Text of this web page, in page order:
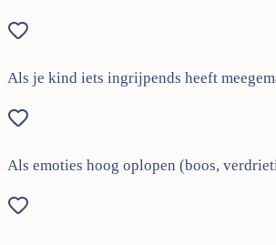
Als je kind iets ingrijpends heeft
Als emoties hoog oplopen (boos,